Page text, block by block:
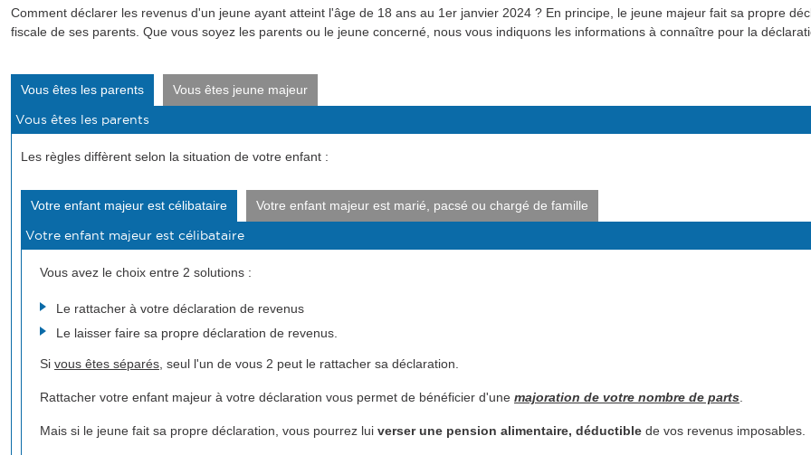
Comment déclarer les revenus d'un jeune ayant atteint l'âge de 18 ans au 1er janvier 2024 ? En principe, le jeune majeur fait sa propre
fiscale de ses parents. Que vous soyez les parents ou le jeune concerné, nous vous indiquons les informations à connaître pour la
Vous êtes les parents Vous êtes jeune majeur
Les règles diffèrent selon la situation de votre enfant :
Votre enfant majeur est célibataire Votre enfant majeur est marié, pacsé ou chargé de famille
Vous avez le choix entre 2 solutions :
Le rattacher à votre déclaration de revenus
Le laisser faire sa propre déclaration de revenus.
Si vous êtes séparés , seul l'un de vous 2 peut le rattacher sa déclaration.
Rattacher votre enfant majeur à votre déclaration vous permet de bénéficier d'une majoration de votre nombre de parts
Mais si le jeune fait sa propre déclaration, vous pourrez lui verser une pension alimentaire, déductible de vos revenus imposables.